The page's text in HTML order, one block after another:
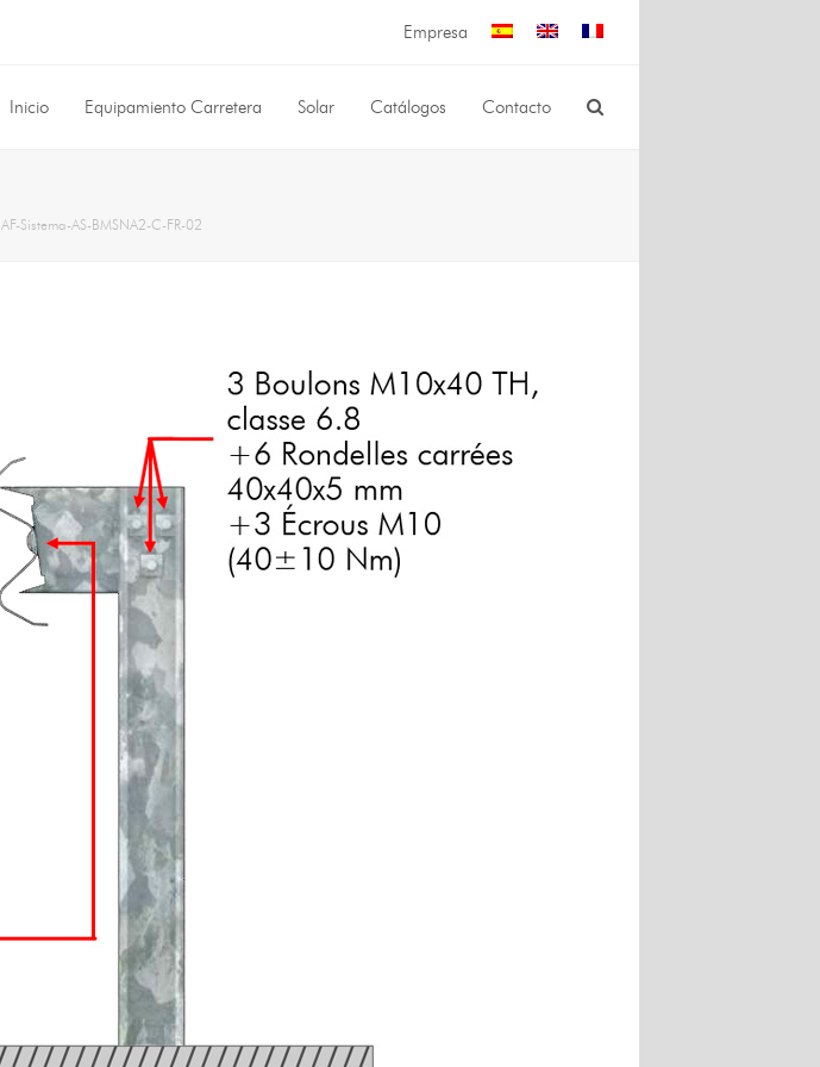
Empresa
Inicio Equipamiento Carretera Solar Catálogos Contacto
AF-Sistema-AS-BMSNA2-C-FR-02